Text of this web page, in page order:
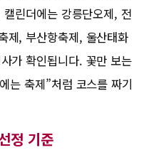
린더에는 강릉단오제, 전
제, 부산항축제, 울산태화
가 확인됩니다. 꽃만 보는
는 축제”처럼 코스를 짜기
정 기준